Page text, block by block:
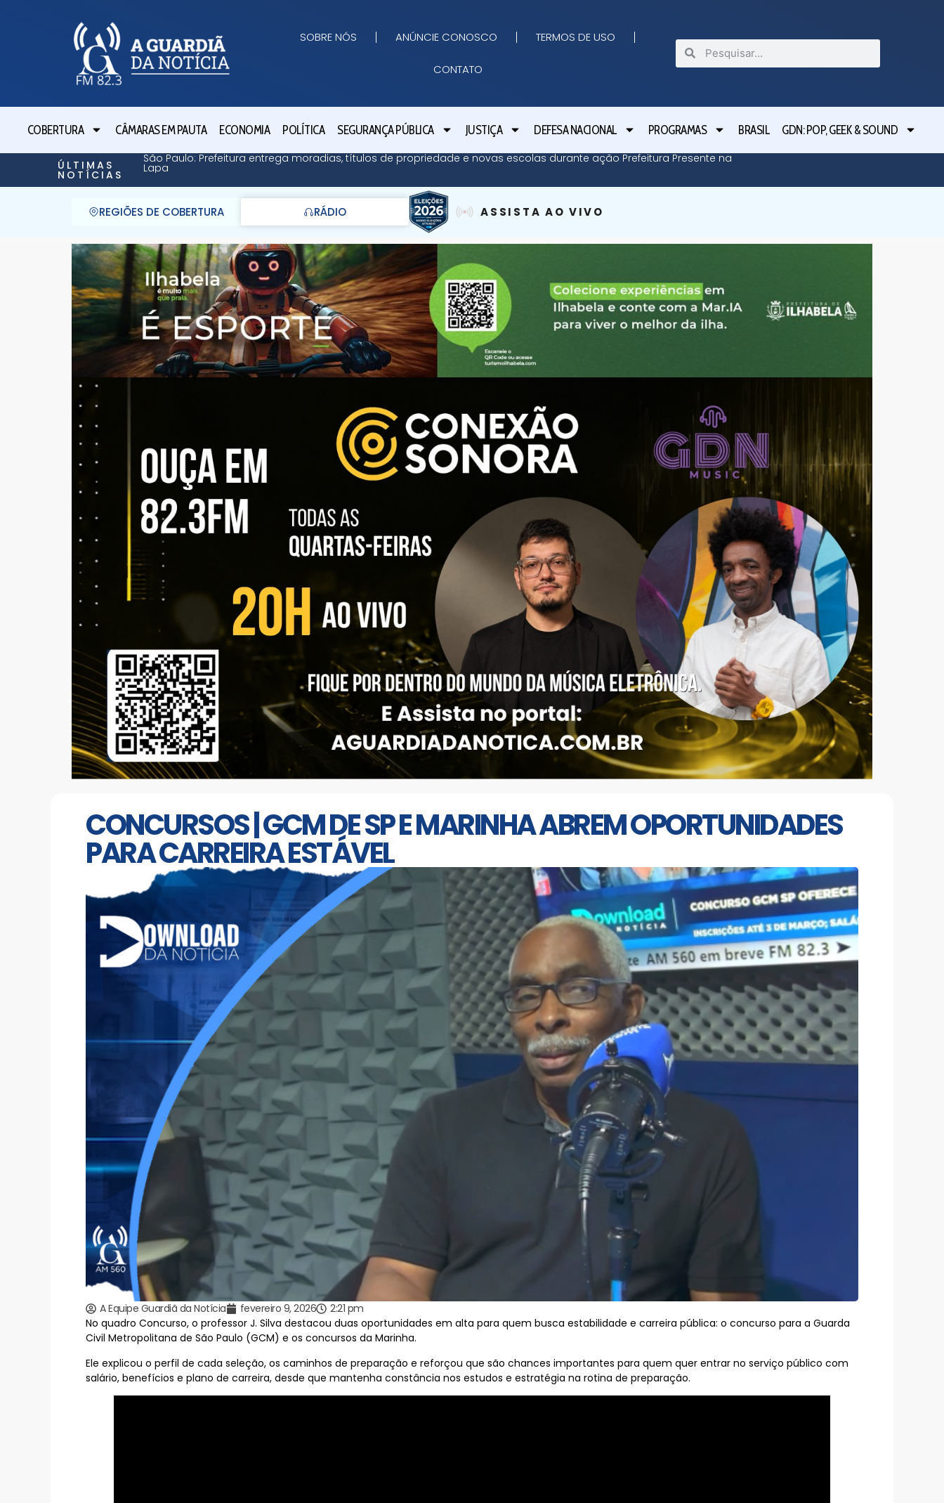
SOBRE NÓS ANÚNCIE CONOSCO TERMOS DE USO
CONTATO
COBERTURA CÂMARAS EM PAUTA ECONOMIA POLÍTICA SEGURANÇA PÚBLICA JUSTIÇA DEFESA NACIONAL PROGRAMAS BRASIL GDN: POP, GEEK & SOUND
ÚLTIMAS
NOTÍCIAS
São Paulo: Prefeitura entrega moradias, títulos de propriedade e novas escolas durante ação Prefeitura Presente na
Lapa
REGIÕES DE COBERTURA RÁDIO ASSISTA AO VIVO
CONCURSOS | GCM DE SP E MARINHA ABREM OPORTUNIDADES
PARA CARREIRA ESTÁVEL
A Equipe Guardiã da Notícia fevereiro 9, 2026
2:21 pm
No quadro Concurso, o professor J. Silva destacou duas oportunidades em alta para quem busca estabilidade e carreira pública: o concurso para a Guarda
Civil Metropolitana de São Paulo (GCM) e os concursos da Marinha.
Ele explicou o perfil de cada seleção, os caminhos de preparação e reforçou que são chances importantes para quem quer entrar no serviço público com
salário, benefícios e plano de carreira, desde que mantenha constância nos estudos e estratégia na rotina de preparação.